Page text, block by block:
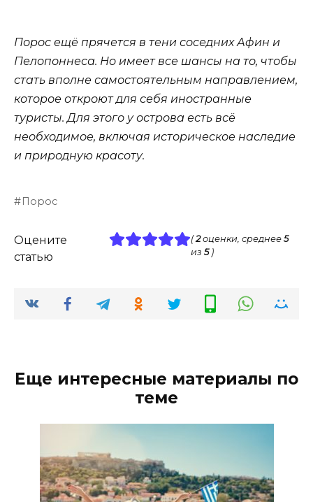
Порос ещё прячется в тени соседних Афин и
Пелопоннеса. Но имеет все шансы на то, чтобы
стать вполне самостоятельным направлением,
которое откроют для себя иностранные
туристы. Для этого у острова есть всё
необходимое, включая историческое наследие
и природную красоту.
Порос
Оцените
статью
(2оценки, среднее 5
из 5)
Еще интересные материалы по
теме